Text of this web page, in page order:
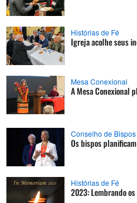
Histórias de Fé
Igreja acolhe seus
Mesa Conexional
A Mesa Conexional
Conselho de Bispos
Os bispos
Histórias de Fé
2023: Lembrando